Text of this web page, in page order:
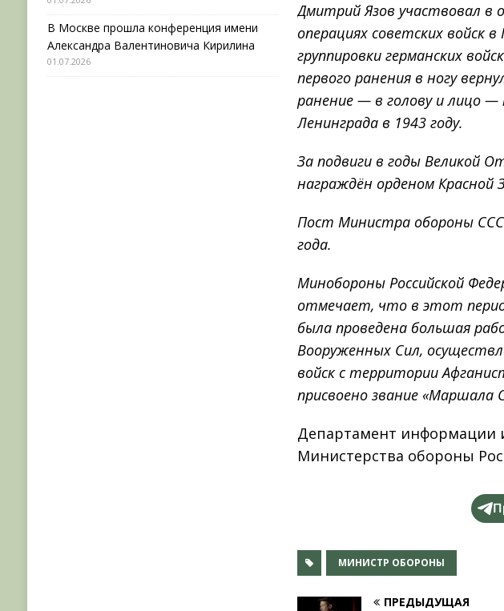
Дмитрий Язов участвовал в
операциях советских войск
группировки германских
первого ранения в ногу
ранение — в голову и лицо —
Ленинграда в 1943 году.
За подвиги в годы Великой
награждён орденом Красной
Пост Министра обороны
года.
Минобороны Российской
отмечает, что в этот
была проведена большая
Вооруженных Сил,
войск с территории
присвоено звание «Маршала
Департамент информации
Министерства обороны
МИНИСТР ОБОРОНЫ
ПРЕДЫДУЩАЯ
В Москве прошла конференция имени
Александра Валентиновича Кирилина
01.07.2026